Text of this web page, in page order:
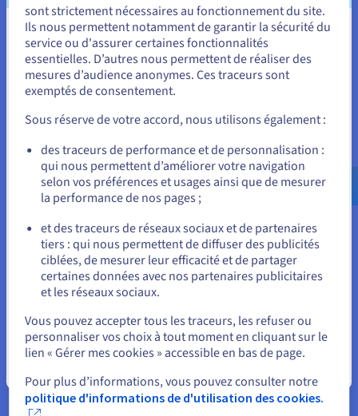
robuste, le modèle de responsabilité partagée signifie que
l'entreprise reste responsable de la sécurisation de ses
données et applications.
La dépendance inhérente à la connectivité Internet peut être
un point de défaillance, et le risque de verrouillage par le
fournisseur est un autre défi significatif, car cela peut rendre
complexe et coûteux la migration des services vers un autre
fournisseur.
Considérations clés pour les
entreprises
Choisir entre l'hébergement sur site et le cloud nécessite une
évaluation complète des besoins opérationnels uniques
d'une entreprise, de son modèle financier et de sa tolérance
au risque.
Avant de faire un choix final, les organisations doivent
analyser soigneusement plusieurs facteurs critiques pour
s'assurer que la solution choisie s'aligne avec leurs objectifs à
long terme :
Évaluation des besoins commerciaux: La première
Vous semblez être localisé en États-
Unis.
Pour commander, rendez-vous sur le site de votre pays (États-
Allez sur le site États-Unis
us.ovhcloud.com/
Anglais USD - $
ou
Rester sur le site actuel
Sélectionner un autre site web
sont strictement nécessaires au fonctionnement du site.
Ils nous permettent notamment de garantir la sécurité du
service ou d'assurer certaines fonctionnalités
essentielles. D’autres nous permettent de réaliser des
mesures d’audience anonymes. Ces traceurs sont
exemptés de consentement.
Sous réserve de votre accord, nous utilisons également :
des traceurs de performance et de personnalisation :
qui nous permettent d’améliorer votre navigation
selon vos préférences et usages ainsi que de mesurer
la performance de nos pages ;
et des traceurs de réseaux sociaux et de partenaires
tiers : qui nous permettent de diffuser des publicités
ciblées, de mesurer leur efficacité et de partager
certaines données avec nos partenaires publicitaires
et les réseaux sociaux.
Vous pouvez accepter tous les traceurs, les refuser ou
personnaliser vos choix à tout moment en cliquant sur le
lien « Gérer mes cookies » accessible en bas de page.
Pour plus d’informations, vous pouvez consulter notre
politique d'informations de d'utilisation des cookies.